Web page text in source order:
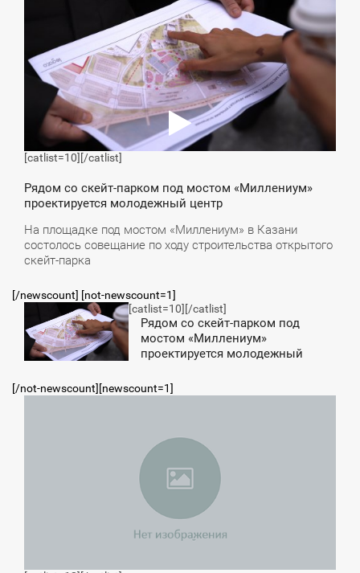
[catlist=10] [/catlist]
Рядом со скейт-парком под мостом «Миллениум»
проектируется молодежный центр
На площадке под мостом «Миллениум» в Казани
состолось совещание по ходу строительства открытого
скейт-парка
[/newscount] [not-newscount=1]
[catlist=10] [/catlist]
Рядом со скейт-парком под
мостом «Миллениум»
проектируется молодежный
[/not-newscount][newscount=1]